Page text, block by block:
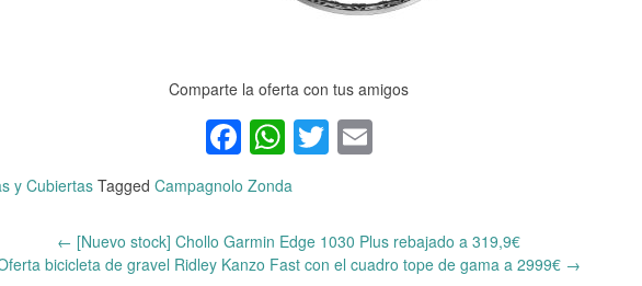
Comparte la oferta con tus amigos
Facebook
WhatsApp
Twitter
Email
y Cubiertas Tagged Campagnolo Zonda
← [Nuevo stock] Chollo Garmin Edge 1030 Plus rebajado a 319,9€
bicicleta de gravel Ridley Kanzo Fast con el cuadro tope de gama a 2999€ →